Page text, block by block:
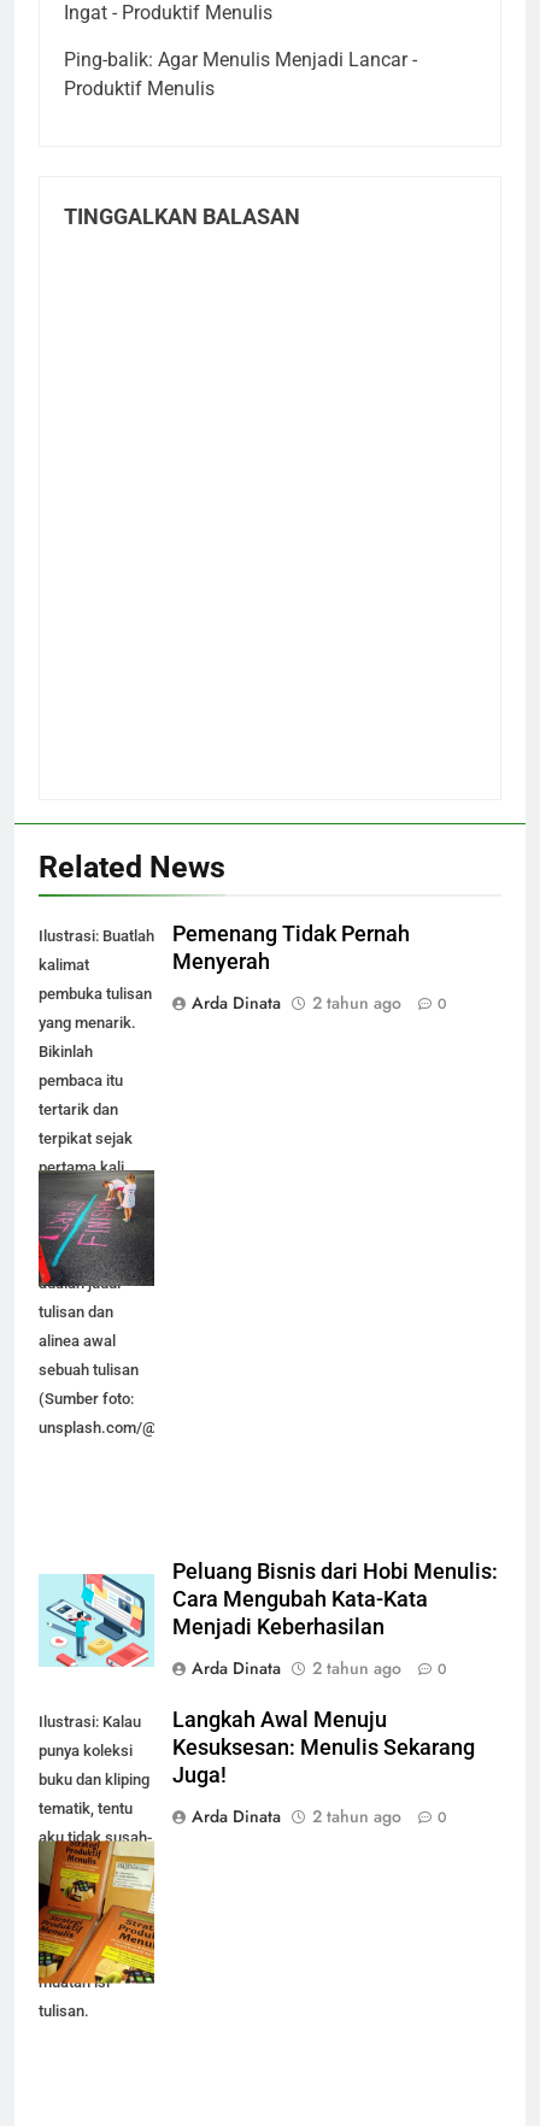
Ingat - Produktif Menulis
Ping-balik: Agar Menulis Menjadi Lancar -
Produktif Menulis
TINGGALKAN BALASAN
Related News
Ilustrasi: Buatlah
kalimat
pembuka tulisan
yang menarik.
Bikinlah
pembaca itu
tertarik dan
terpikat sejak
pertama kali
melihat tulisan
kita. Satu
diantaranya
adalah judul
tulisan dan
alinea awal
sebuah tulisan
(Sumber foto:
unsplash.com/@awcreativeut).
Pemenang Tidak Pernah
Menyerah
Arda Dinata
2 tahun ago 0
Peluang Bisnis dari Hobi Menulis:
Cara Mengubah Kata-Kata
Menjadi Keberhasilan
Arda Dinata
2 tahun ago 0
Ilustrasi: Kalau
punya koleksi
buku dan kliping
tematik, tentu
aku tidak susah-
susah kalau
mencari bahan
referensi untuk
memperkaya
muatan isi
tulisan.
Langkah Awal Menuju
Kesuksesan: Menulis Sekarang
Juga!
Arda Dinata
2 tahun ago 0